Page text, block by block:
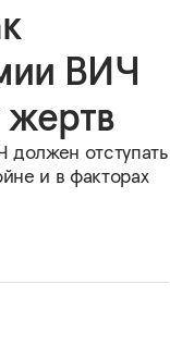
ВИЧ
жертв
должен отступать
и в факторах